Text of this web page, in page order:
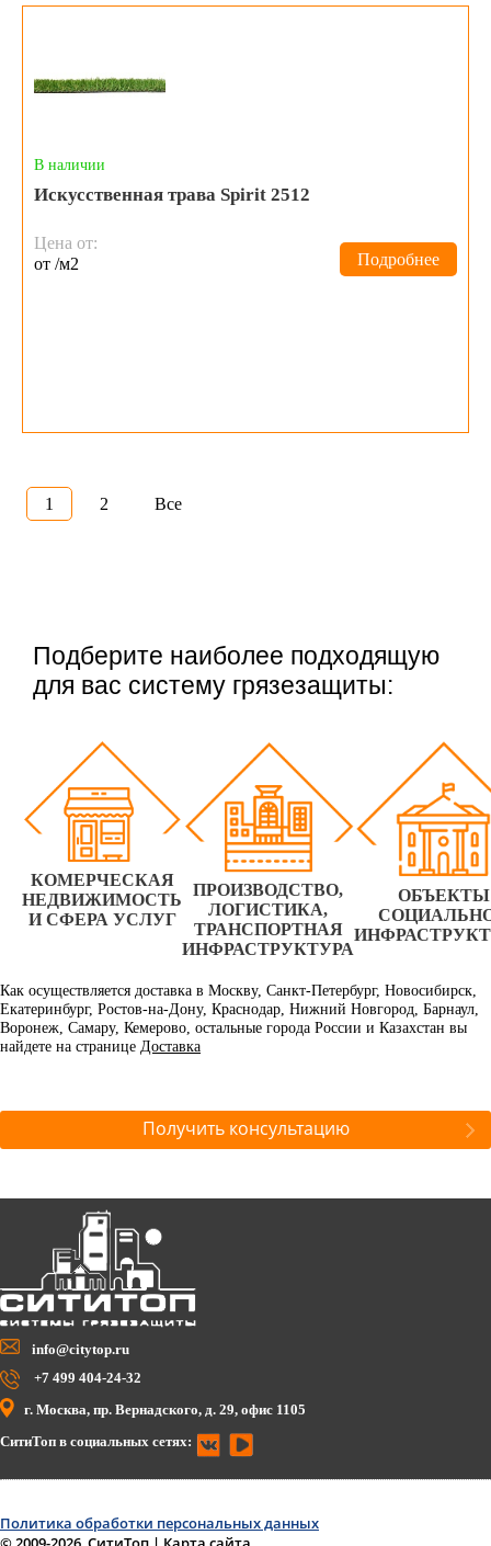
В наличии
Искусственная трава Spirit 2512
Цена от:
от /м2
Подробнее
1 2 Все
Подберите наиболее подходящую
для вас систему грязезащиты:
КОМЕРЧЕСКАЯ
НЕДВИЖИМОСТЬ
И СФЕРА УСЛУГ
ПРОИЗВОДСТВО,
ЛОГИСТИКА,
ТРАНСПОРТНАЯ
ИНФРАСТРУКТУРА
ОБЪЕКТЫ
Как осуществляется доставка в Москву, Санкт-Петербург, Новосибирск,
Екатеринбург, Ростов-на-Дону, Краснодар, Нижний Новгород, Барнаул,
Воронеж, Самару, Кемерово, остальные города России и Казахстан вы
найдете на странице Доставка
Получить консультацию
info@citytop.ru
+7 499 404-24-32
г. Москва, пр. Вернадского, д. 29, офис 1105
СитиТоп в социальных сетях:
Политика обработки персональных данных